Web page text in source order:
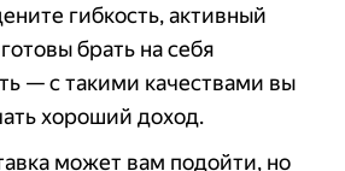
гибкость, активный
брать на себя
— с такими качествами вы
хороший доход.
может вам подойти, но